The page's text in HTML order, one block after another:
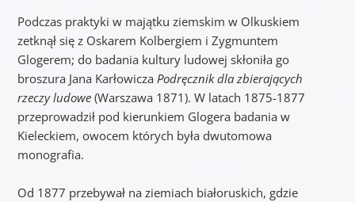
Podczas praktyki w majątku ziemskim w Olkuskiem
zetknął się z Oskarem Kolbergiem i Zygmuntem
Glogerem; do badania kultury ludowej skłoniła go
broszura Jana Karłowicza Podręcznik dla zbierających
rzeczy ludowe(Warszawa 1871). W latach 1875-1877
przeprowadził pod kierunkiem Glogera badania w
Kieleckiem, owocem których była dwutomowa
monografia.
Od 1877 przebywał na ziemiach białoruskich, gdzie